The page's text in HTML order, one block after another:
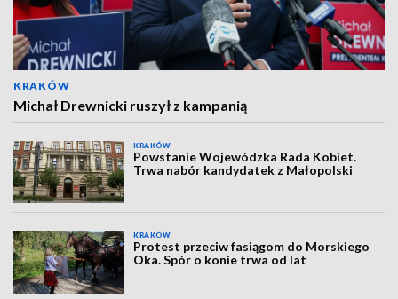
KRAKÓW
Michał Drewnicki ruszył z kampanią
KRAKÓW
Powstanie Wojewódzka Rada Kobiet.
Trwa nabór kandydatek z Małopolski
KRAKÓW
Protest przeciw fasiągom do Morskiego
Oka. Spór o konie trwa od lat